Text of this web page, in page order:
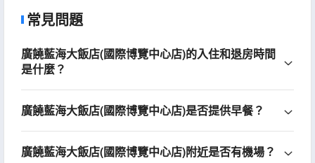
常見問題
廣饒藍海大飯店(國際博覽中心店)的入住和退房時間
是什麼？
廣饒藍海大飯店(國際博覽中心店)是否提供早餐？
廣饒藍海大飯店(國際博覽中心店)附近是否有機場？